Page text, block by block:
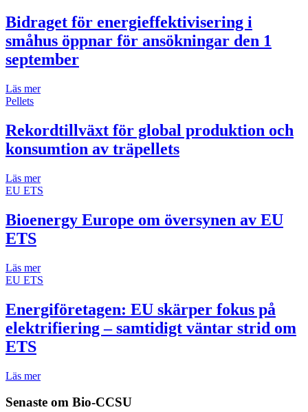
Bidraget för energieffektivisering i
småhus öppnar för ansökningar den 1
september
Läs mer
Pellets
Rekordtillväxt för global produktion och
konsumtion av träpellets
Läs mer
EU ETS
Bioenergy Europe om översynen av EU
ETS
Läs mer
EU ETS
Energiföretagen: EU skärper fokus på
elektrifiering – samtidigt väntar strid om
ETS
Läs mer
Senaste om Bio-CCSU